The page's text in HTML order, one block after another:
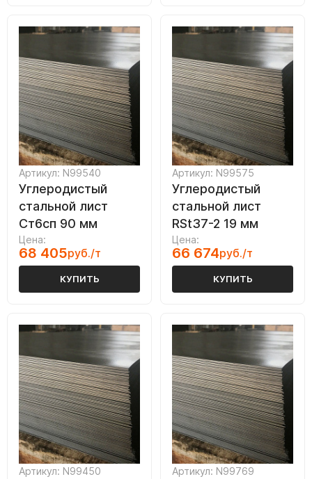
Артикул: N99540
Углеродистый
стальной лист
Ст6сп 90 мм
Цена:
68 405руб./т
КУПИТЬ
Артикул: N99575
Углеродистый
стальной лист
RSt37-2 19 мм
Цена:
66 674руб./т
КУПИТЬ
Артикул: N99450 Артикул: N99769